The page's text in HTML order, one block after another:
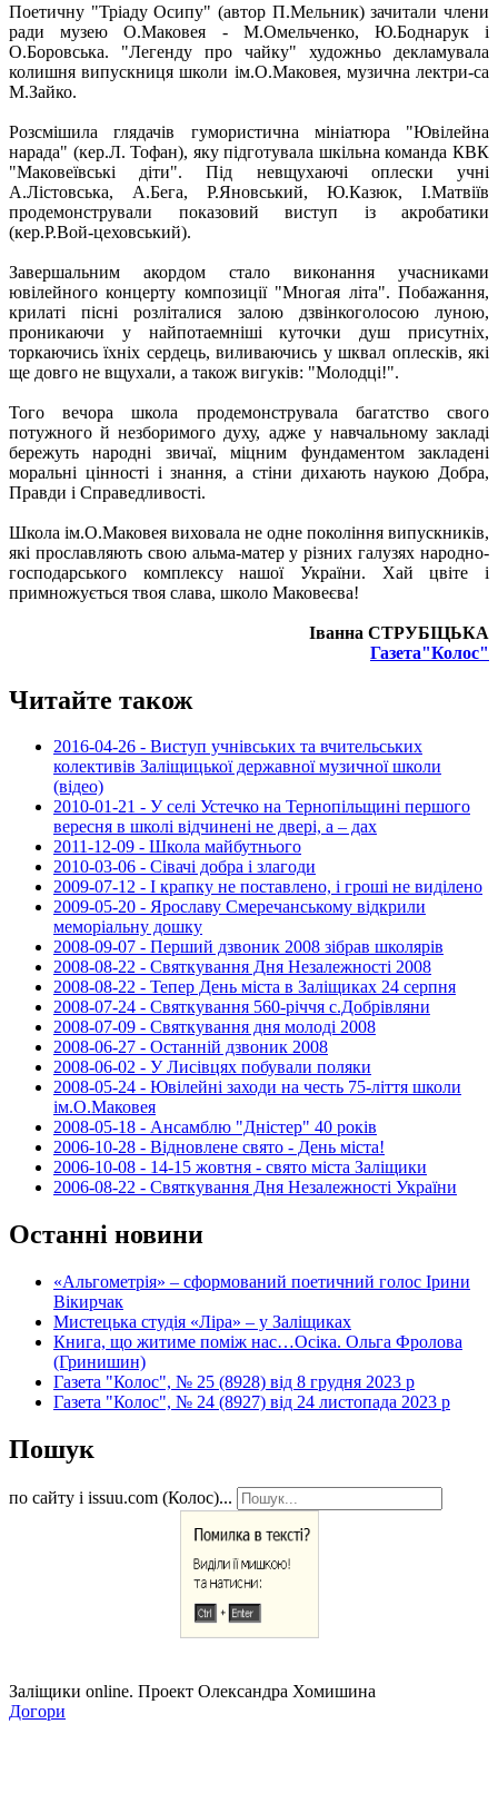
Поетичну "Тріаду Осипу" (автор П.Мельник) зачитали члени
ради музею О.Маковея - М.Омельченко, Ю.Боднарук і
О.Боровська. "Легенду про чайку" художньо декламувала
колишня випускниця школи ім.О.Маковея, музична лектри-са
М.Зайко.
Розсмішила глядачів гумористична мініатюра "Ювілейна
нарада" (кер.Л. Тофан), яку підготувала шкільна команда КВК
"Маковеївські діти". Під невщухаючі оплески учні
А.Лістовська, А.Бега, Р.Яновський, Ю.Казюк, І.Матвіїв
продемонстрували показовий виступ із акробатики
(кер.Р.Вой-цеховський).
Завершальним акордом стало виконання учасниками
ювілейного концерту композиції "Многая літа". Побажання,
крилаті пісні розліталися залою дзвінкоголосою луною,
проникаючи у найпотаемніші куточки душ присутніх,
торкаючись їхніх сердець, виливаючись у шквал оплесків, які
ще довго не вщухали, а також вигуків: "Молодці!".
Того вечора школа продемонструвала багатство свого
потужного й незборимого духу, адже у навчальному закладі
бережуть народні звичаї, міцним фундаментом закладені
моральні цінності і знання, а стіни дихають наукою Добра,
Правди і Справедливості.
Школа ім.О.Маковея виховала не одне покоління випускників,
які прославляють свою альма-матер у різних галузях народно-
господарського комплексу нашої України. Хай цвіте і
примножується твоя слава, школо Маковеєва!
Іванна СТРУБІЦЬКА
Газета"Колос"
Читайте також
2016-04-26 - Виступ учнівських та вчительських
колективів Заліщицької державної музичної школи
(відео)
2010-01-21 - У селі Устечко на Тернопільщині першого
вересня в школі відчинені не двері, а – дах
2011-12-09 - Школа майбутнього
2010-03-06 - Сівачі добра і злагоди
2009-07-12 - І крапку не поставлено, і гроші не виділено
2009-05-20 - Ярославу Смеречанському відкрили
меморіальну дошку
2008-09-07 - Перший дзвоник 2008 зібрав школярів
2008-08-22 - Святкування Дня Незалежності 2008
2008-08-22 - Тепер День міста в Заліщиках 24 серпня
2008-07-24 - Святкування 560-річчя с.Добрівляни
2008-07-09 - Святкування дня молоді 2008
2008-06-27 - Останній дзвоник 2008
2008-06-02 - У Лисівцях побували поляки
2008-05-24 - Ювілейні заходи на честь 75-ліття школи
ім.О.Маковея
2008-05-18 - Ансамблю "Дністер" 40 років
2006-10-28 - Відновлене свято - День міста!
2006-10-08 - 14-15 жовтня - свято міста Заліщики
2006-08-22 - Святкування Дня Незалежності України
Останні новини
«Альгометрія» – сформований поетичний голос Ірини
Вікирчак
Мистецька студія «Ліра» – у Заліщиках
Книга, що житиме поміж нас…Осіка. Ольга Фролова
(Гринишин)
Газета "Колос", № 25 (8928) від 8 грудня 2023 р
Газета "Колос", № 24 (8927) від 24 листопада 2023 р
Пошук
по сайту і issuu.com (Колос)...
Заліщики online. Проект Олександра Хомишина
Догори